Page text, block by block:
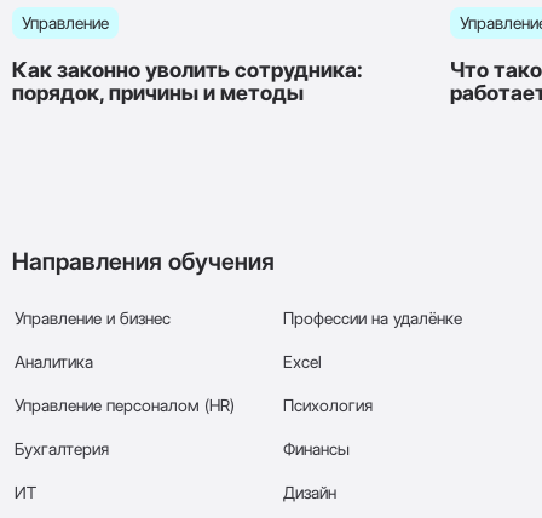
Управление
Как законно уволить сотрудника:
порядок, причины и методы
Что
Направления обучения
Управление и бизнес
Аналитика
Управление персоналом (HR)
Бухгалтерия
ИТ
Профессии на удалёнке
Excel
Психология
Финансы
Дизайн